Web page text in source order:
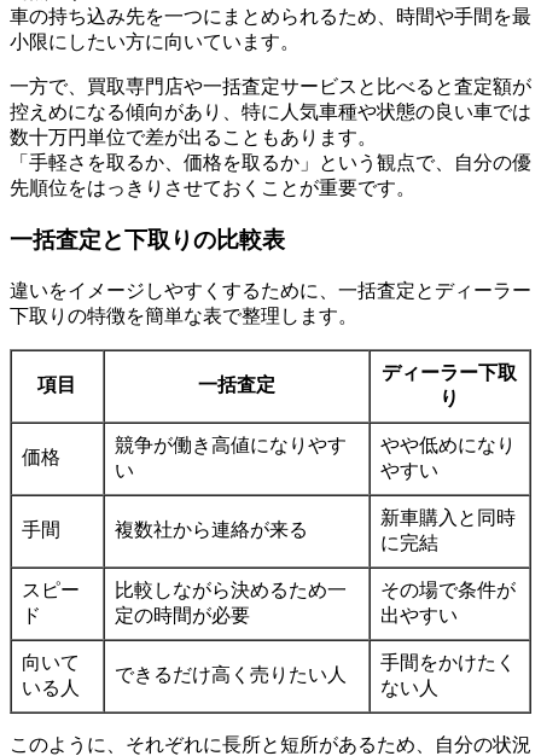
車の持ち込み先を一つにまとめられるため、時間や手間を最
小限にしたい方に向いています。
一方で、買取専門店や一括査定サービスと比べると査定額が
控えめになる傾向があり、特に人気車種や状態の良い車では
数十万円単位で差が出ることもあります。
「手軽さを取るか、価格を取るか」という観点で、自分の優
先順位をはっきりさせておくことが重要です。
一括査定と下取りの比較表
違いをイメージしやすくするために、一括査定とディーラー
下取りの特徴を簡単な表で整理します。
項目 一括査定
ディーラー下取
り
価格
競争が働き高値になりやす
い
やや低めになり
やすい
手間 複数社から連絡が来る
新車購入と同時
に完結
スピー
ド
比較しながら決めるため一
定の時間が必要
その場で条件が
出やすい
向いて
いる人
できるだけ高く売りたい人
手間をかけたく
ない人
このように、それぞれに長所と短所があるため、自分の状況